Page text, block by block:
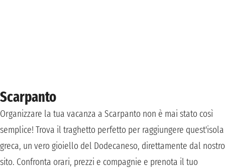
Scarpanto
Organizzare la tua vacanza a Scarpanto non è mai stato così
semplice! Trova il traghetto perfetto per raggiungere quest'isola
greca, un vero gioiello del Dodecaneso, direttamente dal nostro
sito. Confronta orari, prezzi e compagnie e prenota il tuo